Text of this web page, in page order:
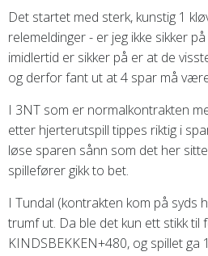
Det startet med sterk, kunstig 1
relemeldinger - er jeg ikke sikker
imidlertid er sikker på er at de
og derfor fant ut at 4 spar må
I 3NT som er normalkontrakten
etter hjerterutspill tippes riktig i
løse sparen sånn som det her
spillefører gikk to bet.
I Tundal (kontrakten kom på syds
trumf ut. Da ble det kun ett stikk til
KINDSBEKKEN+480, og spillet ga